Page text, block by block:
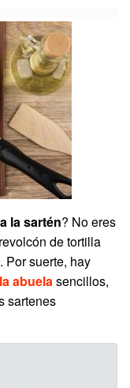
la sartén? No eres
de tortilla
Por suerte, hay
abuelasencillos,
sartenes